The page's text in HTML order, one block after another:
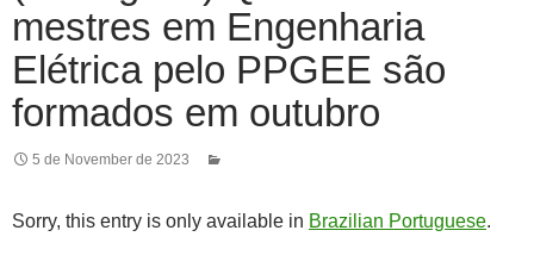
mestres em Engenharia
Elétrica pelo PPGEE são
formados em outubro
5 de November de 2023
Sorry, this entry is only available in Brazilian Portuguese.